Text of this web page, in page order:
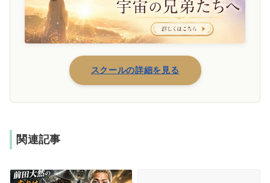
スクールの詳細を見る
関連記事